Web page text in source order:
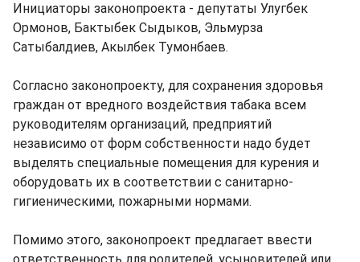
Инициаторы законопроекта - депутаты Улугбек
Ормонов, Бактыбек Сыдыков, Эльмурза
Сатыбалдиев, Акылбек Тумонбаев.
Согласно законопроекту, для сохранения здоровья
граждан от вредного воздействия табака всем
руководителям организаций, предприятий
независимо от форм собственности надо будет
выделять специальные помещения для курения и
оборудовать их в соответствии с санитарно-
гигиеническими, пожарными нормами.
Помимо этого, законопроект предлагает ввести